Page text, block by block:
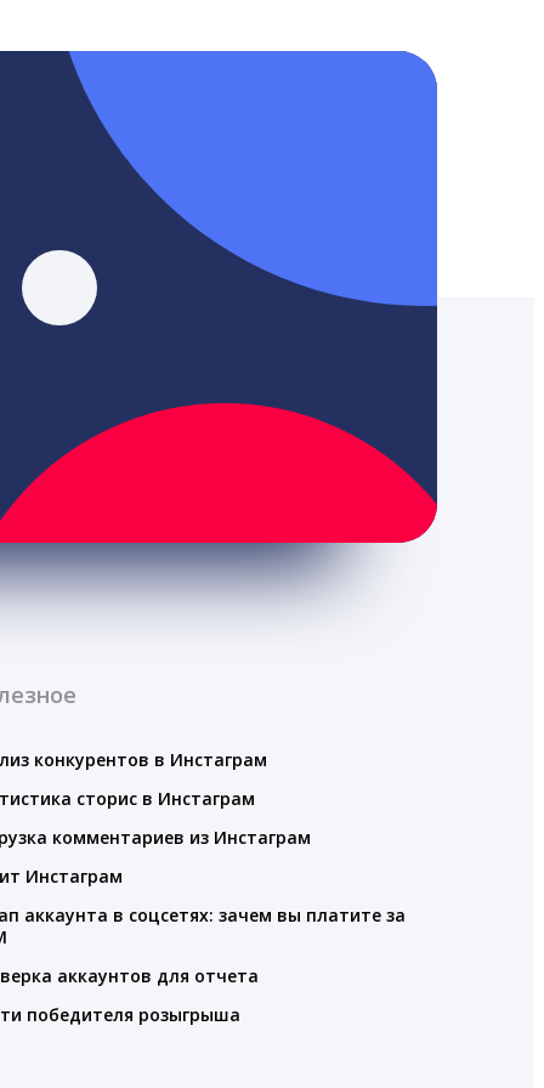
конкурентов в Инстаграм
сторис в Инстаграм
комментариев из Инстаграм
Инстаграм
аккаунта в соцсетях: зачем вы платите за
аккаунтов для отчета
победителя розыгрыша